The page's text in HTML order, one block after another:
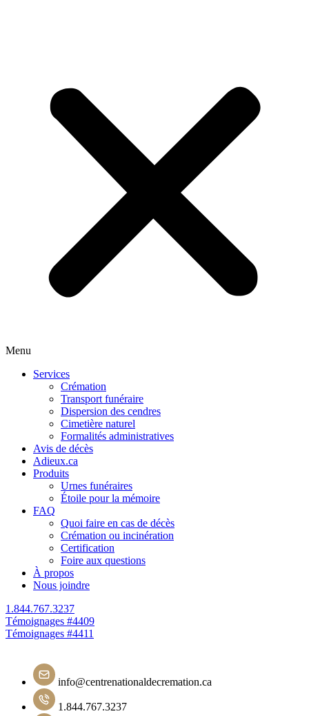
Menu
Services
Crémation
Transport funéraire
Dispersion des cendres
Cimetière naturel
Formalités administratives
Avis de décès
Adieux.ca
Produits
Urnes funéraires
Étoile pour la mémoire
FAQ
Quoi faire en cas de décès
Crémation ou incinération
Certification
Foire aux questions
À propos
Nous joindre
1.844.767.3237
Navigation
de
l'article
Témoignages #4409
Témoignages #4411
info@centrenationaldecremation.ca
1.844.767.3237